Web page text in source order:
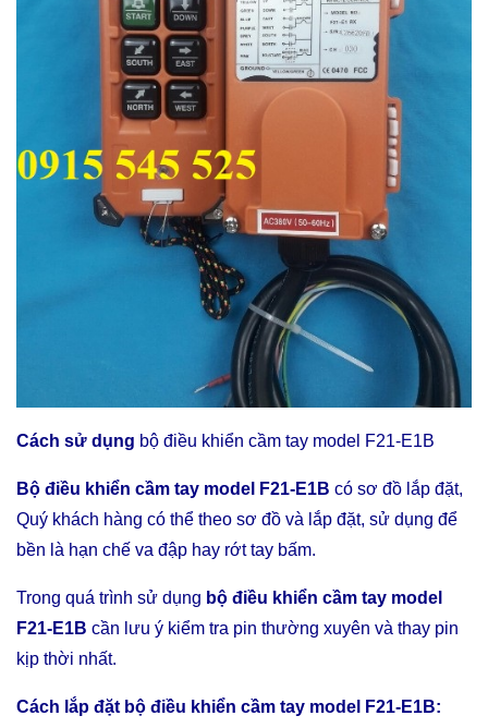
Cách sử dụng bộ điều khiển cầm tay model F21-E1B
Bộ điều khiển cầm tay model F21-E1B có sơ đồ lắp đặt,
Quý khách hàng có thể theo sơ đồ và lắp đặt, sử dụng để
bền là hạn chế va đập hay rớt tay bấm.
Trong quá trình sử dụng bộ điều khiển cầm tay model
F21-E1B cần lưu ý kiểm tra pin thường xuyên và thay pin
kịp thời nhất.
Cách lắp đặt bộ điều khiển cầm tay model F21-E1B: